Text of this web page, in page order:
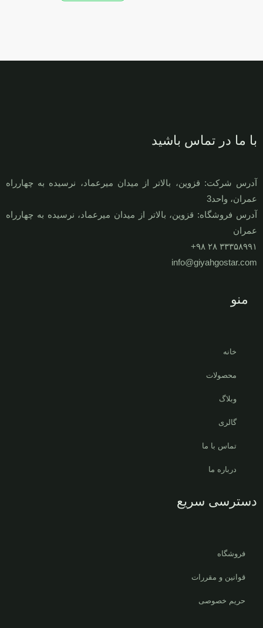
با ما در تماس باشید
آدرس شرکت: قزوين، بالاتر از ميدان ميرعماد، نرسيده به چهارراه
عمران، واحد3
آدرس فروشگاه: قزوين، بالاتر از ميدان ميرعماد، نرسيده به چهارراه
عمران
۳۳۳۵۸۹۹۱ ۲۸ ۹۸+
info@giyahgostar.com
منو
خانه
محصولات
وبلاگ
گالری
تماس با ما
درباره ما
دسترسی سریع
فروشگاه
قوانین و مقررات
حریم خصوصی